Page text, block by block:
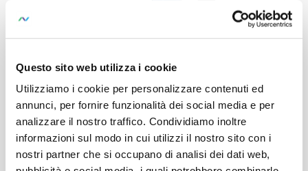
Questo sito web utilizza i cookie
Utilizziamo i cookie per personalizzare contenuti ed
annunci, per fornire funzionalità dei social media e per
analizzare il nostro traffico. Condividiamo inoltre
informazioni sul modo in cui utilizzi il nostro sito con i
nostri partner che si occupano di analisi dei dati web,
TR-2500B